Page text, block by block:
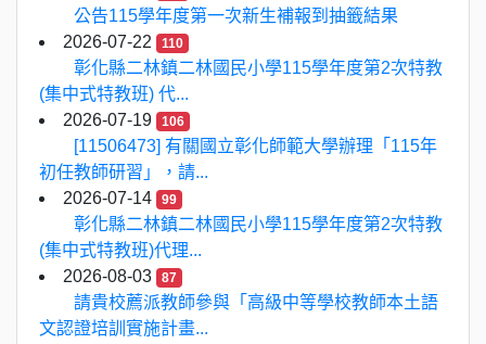
公告115學年度第一次新生補報到抽籤結果
2026-07-22
110
彰化縣二林鎮二林國民小學115學年度第2次特教
(集中式特教班) 代...
2026-07-19
106
[11506473] 有關國立彰化師範大學辦理「115年
初任教師研習」，請...
2026-07-14
99
彰化縣二林鎮二林國民小學115學年度第2次特教
(集中式特教班)代理...
2026-08-03
87
請貴校薦派教師參與「高級中等學校教師本土語
文認證培訓實施計畫...